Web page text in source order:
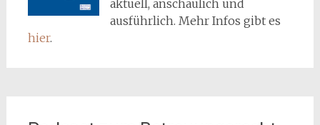
aktuell, anschaulich und
ausführlich. Mehr Infos gibt es
hier.